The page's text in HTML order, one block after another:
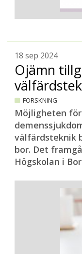
18 sep 2024
Ojämn
FORSKNING
Möjligheten
välfärdsteknik
bor. Det
Högskolan i